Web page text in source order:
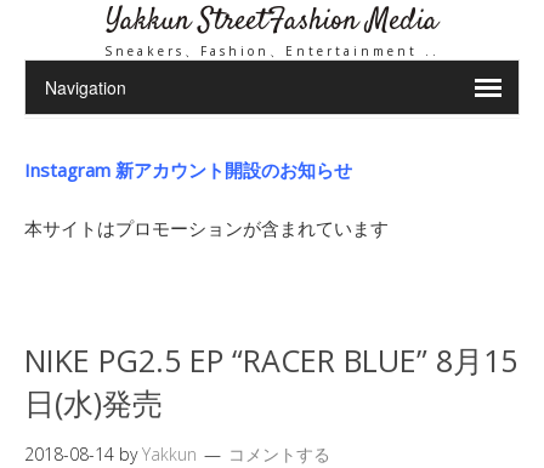
Yakkun StreetFashion Media
Sneakers、Fashion、Entertainment ..
Instagram 新アカウント開設のお知らせ
本サイトはプロモーションが含まれています
NIKE PG2.5 EP “RACER BLUE” 8月15
日(水)発売
2018-08-14 byYakkun コメントする